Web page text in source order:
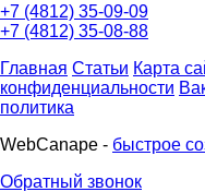
+7 (4812) 35-09-09
+7 (4812) 35-08-88
Главная Статьи Карта
конфиденциальности
политика
WebCanape - быстрое
Обратный звонок